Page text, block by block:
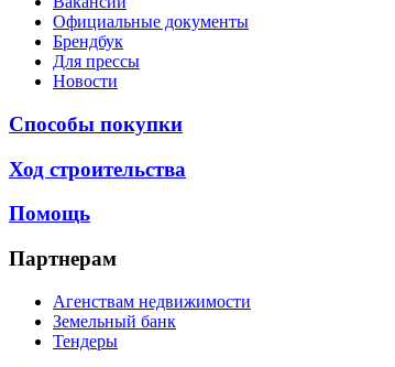
Официальные документы
Брендбук
Для прессы
Новости
Способы покупки
Ход строительства
Помощь
Партнерам
Агенствам недвижимости
Земельный банк
Тендеры